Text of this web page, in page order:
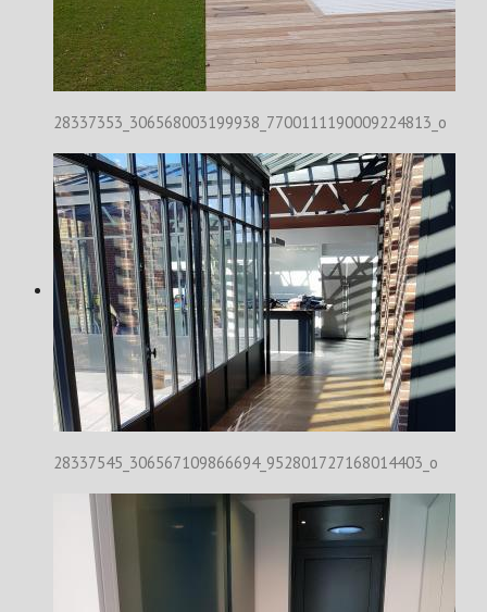
28337353_306568003199938_7700111190009224813_o
28337545_306567109866694_952801727168014403_o